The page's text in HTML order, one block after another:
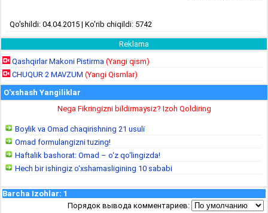
Qo'shildi: 04.04.2015 | Ko'rib chiqildi: 5742
Reklama
Qashqirlar Makoni Pistirma (Yangi qism)
CHUQUR 2 MAVZUM (Yangi Qismlar)
O'xshash Yangiliklar
Nega Fikringizni bildirmaysiz? Izoh Qoldiring
Boylik va Omad chaqirishning 21 usuli
Omad formulangizni tuzing!
Haftalik bashorat: Omad – o‘z qo‘lingizda!
Hech bir ishingiz o‘xshamasligining 10 sababi
Barcha Izohlar: 1
Порядок вывода комментариев: